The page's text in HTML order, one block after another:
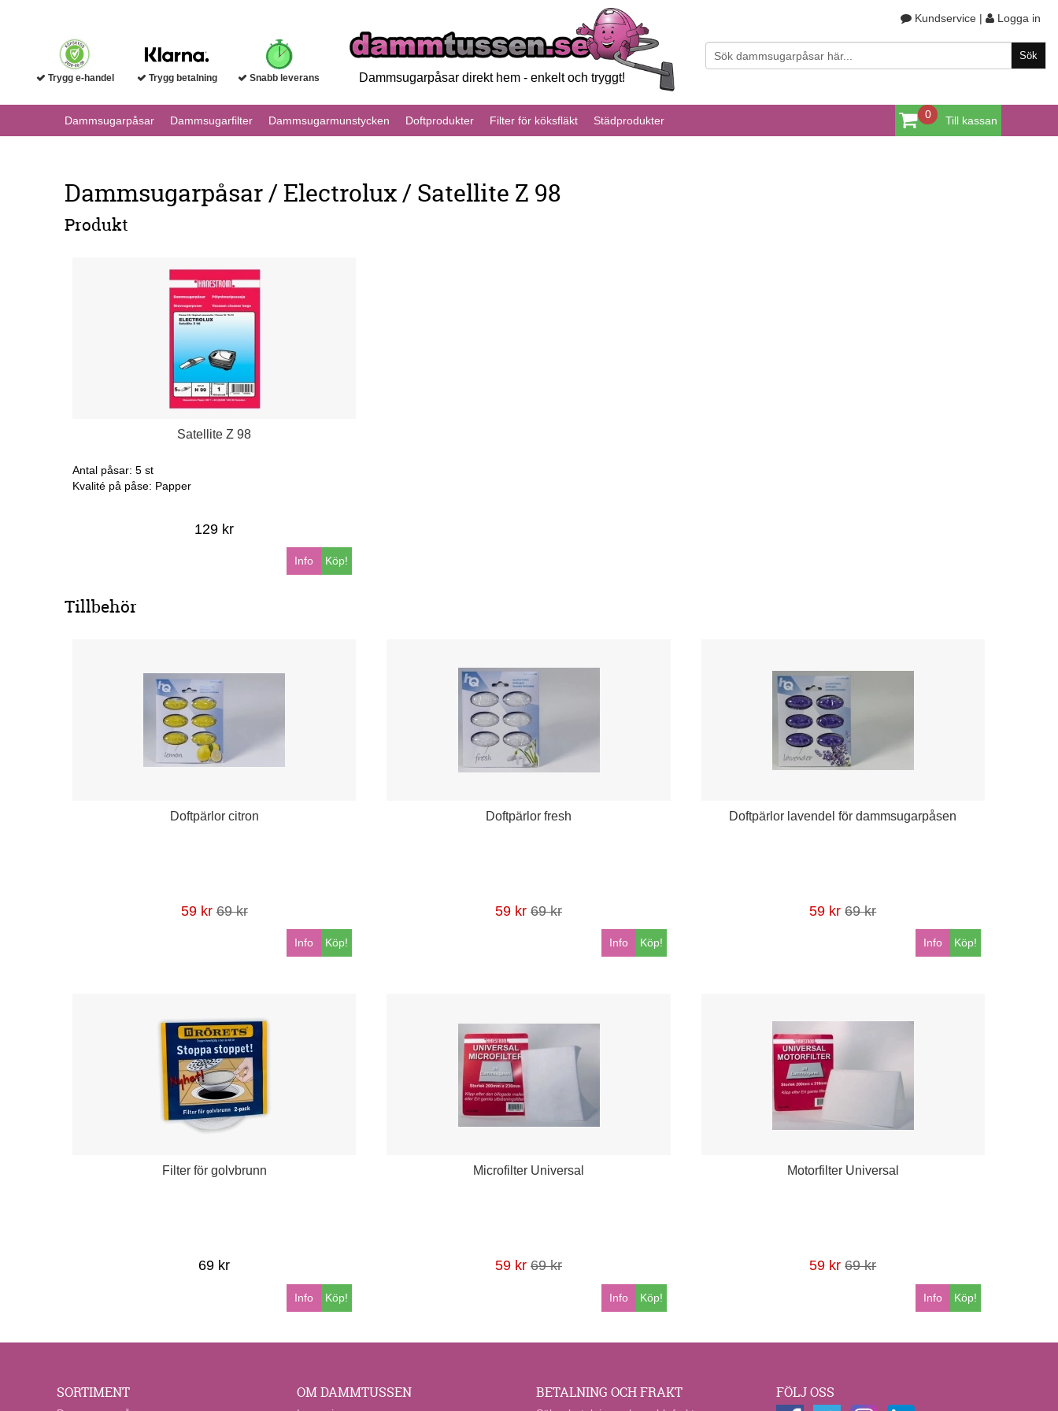
Dammsugarpåsar direkt hem - enkelt och tryggt!
Trygg e-handel Trygg betalning Snabb leverans
Kundservice | Logga in
0 Till kassan
Dammsugarpåsar Dammsugarfilter Dammsugarmunstycken Doftprodukter Filter för köksfläkt Städprodukter
Dammsugarpåsar / Electrolux / Satellite Z 98
Produkt
Satellite Z 98
Antal påsar: 5 st
Kvalité på påse: Papper
129 kr
Köp!
Info
Tillbehör
Doftpärlor citron
59 kr 69 kr
Köp!
Info
Doftpärlor fresh
59 kr 69 kr
Köp!
Info
Doftpärlor lavendel för dammsugarpåsen
59 kr 69 kr
Köp!
Info
Filter för golvbrunn
69 kr
Köp!
Info
Microfilter Universal
59 kr 69 kr
Köp!
Info
Motorfilter Universal
59 kr 69 kr
Köp!
Info
SORTIMENT OM DAMMTUSSEN BETALNING OCH FRAKT FÖLJ OSS